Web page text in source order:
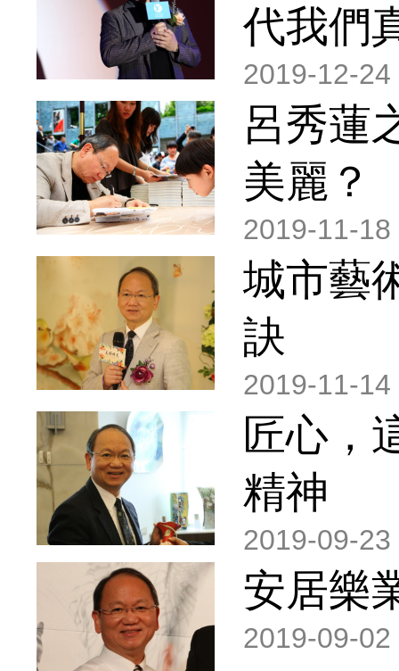
代我們
2019-12-24
呂秀蓮
美麗？
2019-11-18
城市藝
訣
2019-11-14
匠心，
精神
2019-09-23
安居樂
2019-09-02